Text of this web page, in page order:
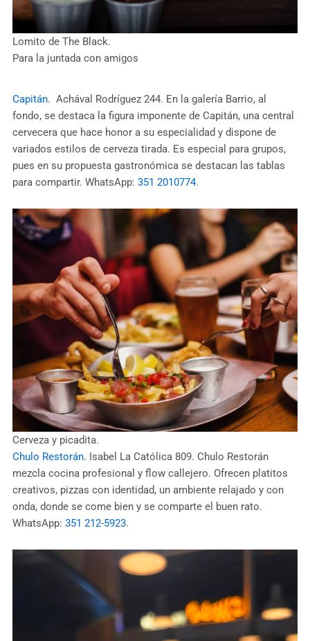
Lomito de The Black.
Para la juntada con amigos
Capitán. Achával Rodríguez 244. En la galería Barrio, al
fondo, se destaca la figura imponente de Capitán, una central
cervecera que hace honor a su especialidad y dispone de
variados estilos de cerveza tirada. Es especial para grupos,
pues en su propuesta gastronómica se destacan las tablas
para compartir. WhatsApp: 351 2010774.
Cerveza y picadita.
Chulo Restorán. Isabel La Católica 809. Chulo Restorán
mezcla cocina profesional y flow callejero. Ofrecen platitos
creativos, pizzas con identidad, un ambiente relajado y con
onda, donde se come bien y se comparte el buen rato.
WhatsApp: 351 212-5923.